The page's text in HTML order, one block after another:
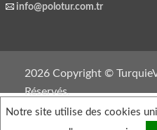
info@polotur.com.tr
2026 Copyright ©
Réservés.
Notre site utilise des cookies